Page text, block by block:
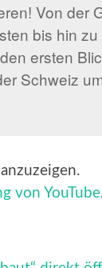
Von der
bis hin zu
ersten
Schweiz
von YouTube